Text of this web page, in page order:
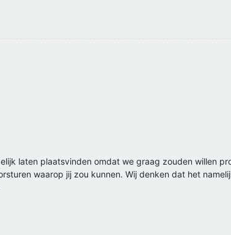
laten plaatsvinden omdat we graag zouden willen
waarop jij zou kunnen. Wij denken dat het